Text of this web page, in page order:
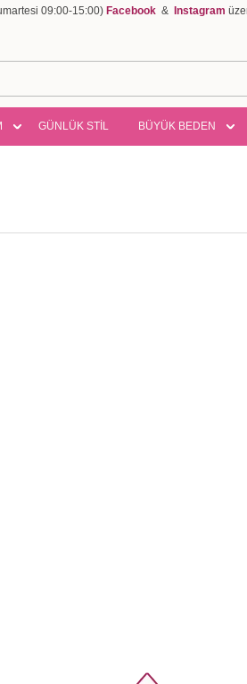
09:00-15:00) Facebook & Instagram
GÜNLÜK STİL BÜYÜK BEDEN